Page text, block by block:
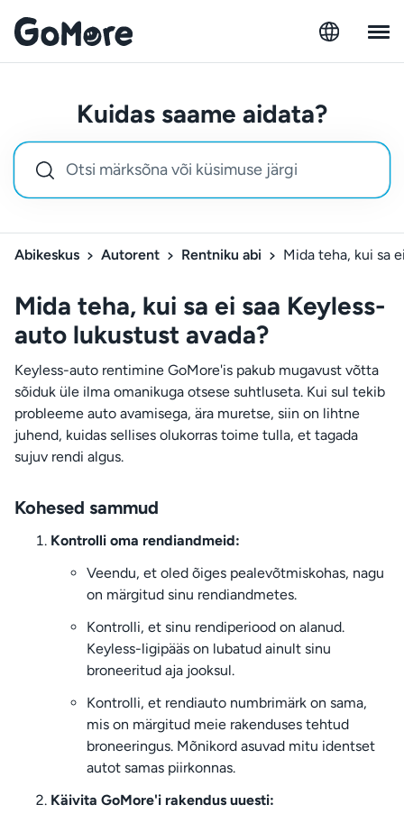
Kuidas saame aidata?
Abikeskus Autorent Rentniku abi Mida teha, kui sa
Mida teha, kui sa ei saa Keyless-
auto lukustust avada?
Keyless-auto rentimine GoMore'is pakub mugavust võtta
sõiduk üle ilma omanikuga otsese suhtluseta. Kui sul tekib
probleeme auto avamisega, ära muretse, siin on lihtne
juhend, kuidas sellises olukorras toime tulla, et tagada
sujuv rendi algus.
Kohesed sammud
Kontrolli oma rendiandmeid:
Veendu, et oled õiges pealevõtmiskohas, nagu
on märgitud sinu rendiandmetes.
Kontrolli, et sinu rendiperiood on alanud.
Keyless-ligipääs on lubatud ainult sinu
broneeritud aja jooksul.
Kontrolli, et rendiauto numbrimärk on sama,
mis on märgitud meie rakenduses tehtud
broneeringus. Mõnikord asuvad mitu identset
autot samas piirkonnas.
Käivita GoMore'i rakendus uuesti: